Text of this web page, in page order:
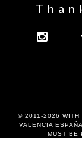
© 2011-2026 WITH
VALENCIA ESPAÑA
MUST BE